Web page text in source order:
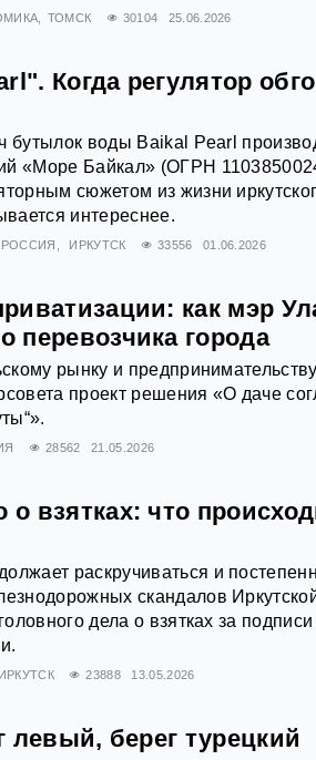
ТОМСК 30104 25.06.2026
Когда регулятор
бутылок воды Baikal Pearl
«Море Байкал» (ОГРН
сюжетом из жизни
интереснее.
РОССИЯ ИРКУТСК 33556 01.06.2026
как мэр
перевозчика города
рынку и предпринимательству
проект решения «О даче
28562 21.05.2026
взятках: что
раскручиваться и
скандалов
дела о взятках за
ИРКУТСК 23888 13.05.2026
левый, берег турецкий